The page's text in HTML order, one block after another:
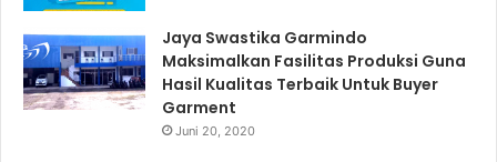
Jaya Swastika Garmindo
Maksimalkan Fasilitas Produksi Guna
Hasil Kualitas Terbaik Untuk Buyer
Garment
Juni 20, 2020